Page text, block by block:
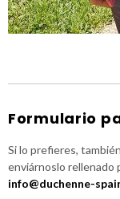
Formulario
Si lo prefieres,
enviárnoslo rellenado
info@duchenne-